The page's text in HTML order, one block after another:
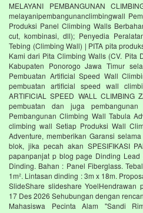
MELAYANI PEMBANGUNAN
melayanipembangunanclimbingwall
Produksi Panel Climbing Walls
cut, kombinasi, dll); Penyedia
Tebing (Climbing Wall) | PITA pita
Kami dari Pita Climbing Walls (CV. Pita
Kabupaten Ponorogo Jawa Timur
Pembuatan Artificial Speed Wall
pembuatan artificial speed wall
ARTIFICIAL SPEED WALL CLIMBING
pembuatan dan juga
Pembangunan Climbing Wall Tabula
climbing wall Setiap Produksi Wall
Adventure, memberikan Garansi
blok, jika pecah akan SPESIFIKASI
papanpanjat p blog page Dinding
Dinding. Bahan : Panel Fiberglass.
1m². Lintasan dinding : 3m x 18m.
SlideShare slideshare YoelHendrawan
17 Des 2026 Sehubungan dengan
Mahasiswa Pecinta Alam "Sandi